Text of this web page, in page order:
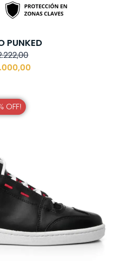
PUNKED
OFF!